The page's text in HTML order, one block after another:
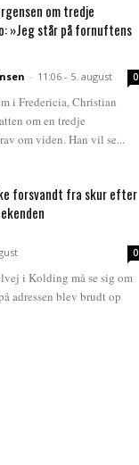
om tredje
»Jeg står på fornuftens
- 11:06 - 5. august 0
i Fredericia, Christian
om en tredje
om viden. Han vil se...
forsvandt fra skur efter
0
i Kolding må se sig om
adressen blev brudt op